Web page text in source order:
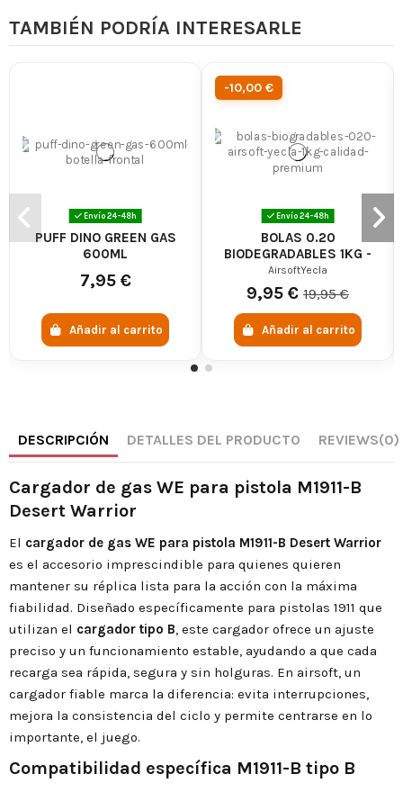
TAMBIÉN PODRÍA INTERESARLE
Envío 24-48h
PUFF DINO GREEN GAS
600ML
7,95 €
Añadir al carrito
-10,00 €
Envío 24-48h
BOLAS 0.20
BIODEGRADABLES 1KG -
AIRSOFTYECLA
AirsoftYecla
9,95 € 19,95 €
Añadir al carrito
DESCRIPCIÓN DETALLES DEL PRODUCTO REVIEWS(0)
Cargador de gas WE para pistola M1911-B
Desert Warrior
El cargador de gas WE para pistola M1911-B Desert Warrior
es el accesorio imprescindible para quienes quieren
mantener su réplica lista para la acción con la máxima
fiabilidad. Diseñado específicamente para pistolas 1911 que
utilizan el cargador tipo B, este cargador ofrece un ajuste
preciso y un funcionamiento estable, ayudando a que cada
recarga sea rápida, segura y sin holguras. En airsoft, un
cargador fiable marca la diferencia: evita interrupciones,
mejora la consistencia del ciclo y permite centrarse en lo
importante, el juego.
Compatibilidad específica M1911-B tipo B